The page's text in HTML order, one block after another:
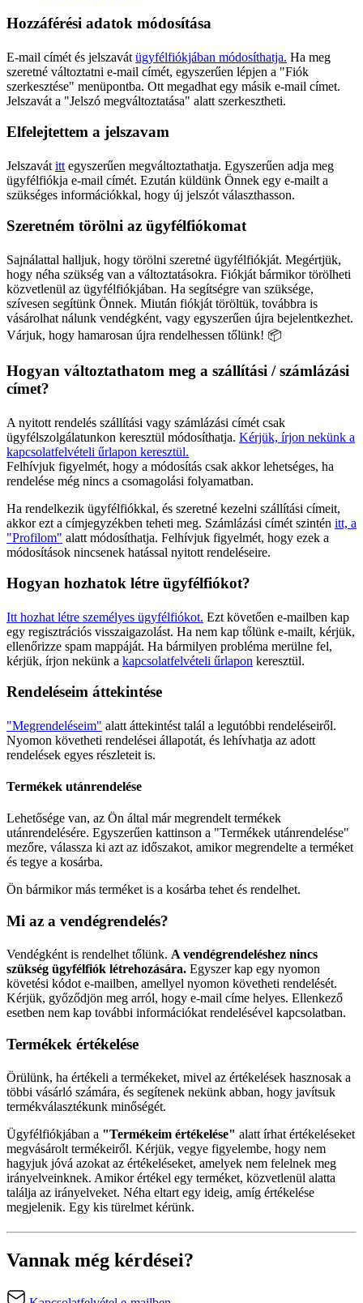
Hozzáférési adatok módosítása
E-mail címét és jelszavát ügyfélfiókjában módosíthatja. Ha meg
szeretné változtatni e-mail címét, egyszerűen lépjen a "Fiók
szerkesztése" menüpontba. Ott megadhat egy másik e-mail címet.
Jelszavát a "Jelszó megváltoztatása" alatt szerkesztheti.
Elfelejtettem a jelszavam
Jelszavát itt egyszerűen megváltoztathatja. Egyszerűen adja meg
ügyfélfiókja e-mail címét. Ezután küldünk Önnek egy e-mailt a
szükséges információkkal, hogy új jelszót választhasson.
Szeretném törölni az ügyfélfiókomat
Sajnálattal halljuk, hogy törölni szeretné ügyfélfiókját. Megértjük,
hogy néha szükség van a változtatásokra. Fiókját bármikor törölheti
közvetlenül az ügyfélfiókjában. Ha segítségre van szüksége,
szívesen segítünk Önnek. Miután fiókját töröltük, továbbra is
vásárolhat nálunk vendégként, vagy egyszerűen újra bejelentkezhet.
Várjuk, hogy hamarosan újra rendelhessen tőlünk! 📦
Hogyan változtathatom meg a szállítási / számlázási
címet?
A nyitott rendelés szállítási vagy számlázási címét csak
ügyfélszolgálatunkon keresztül módosíthatja. Kérjük, írjon nekünk a
kapcsolatfelvételi űrlapon keresztül.
Felhívjuk figyelmét, hogy a módosítás csak akkor lehetséges, ha
rendelése még nincs a csomagolási folyamatban.
Ha rendelkezik ügyfélfiókkal, és szeretné kezelni szállítási címeit,
akkor ezt a címjegyzékben teheti meg. Számlázási címét szintén itt, a
"Profilom" alatt módosíthatja. Felhívjuk figyelmét, hogy ezek a
módosítások nincsenek hatással nyitott rendeléseire.
Hogyan hozhatok létre ügyfélfiókot?
Itt hozhat létre személyes ügyfélfiókot. Ezt követően e-mailben kap
egy regisztrációs visszaigazolást. Ha nem kap tőlünk e-mailt, kérjük,
ellenőrizze spam mappáját. Ha bármilyen probléma merülne fel,
kérjük, írjon nekünk a kapcsolatfelvételi űrlapon keresztül.
Rendeléseim áttekintése
"Megrendeléseim" alatt áttekintést talál a legutóbbi rendeléseiről.
Nyomon követheti rendelései állapotát, és lehívhatja az adott
rendelések egyes részleteit is.
Termékek utánrendelése
Lehetősége van, az Ön által már megrendelt termékek
utánrendelésére. Egyszerűen kattinson a "Termékek utánrendelése"
mezőre, válassza ki azt az időszakot, amikor megrendelte a terméket
és tegye a kosárba.
Ön bármikor más terméket is a kosárba tehet és rendelhet.
Mi az a vendégrendelés?
Vendégként is rendelhet tőlünk. A vendégrendeléshez nincs
szükség ügyfélfiók létrehozására. Egyszer kap egy nyomon
követési kódot e-mailben, amellyel nyomon követheti rendelését.
Kérjük, győződjön meg arról, hogy e-mail címe helyes. Ellenkező
esetben nem kap további információkat rendelésével kapcsolatban.
Termékek értékelése
Örülünk, ha értékeli a termékeket, mivel az értékelések hasznosak a
többi vásárló számára, és segítenek nekünk abban, hogy javítsuk
termékválasztékunk minőségét.
Ügyfélfiókjában a "Termékeim értékelése" alatt írhat értékeléseket
megvásárolt termékeiről. Kérjük, vegye figyelembe, hogy nem
hagyjuk jóvá azokat az értékeléseket, amelyek nem felelnek meg
irányelveinknek. Amikor értékel egy terméket, közvetlenül alatta
találja az irányelveket. Néha eltart egy ideig, amíg értékelése
megjelenik. Egy kis türelmet kérünk.
Vannak még kérdései?